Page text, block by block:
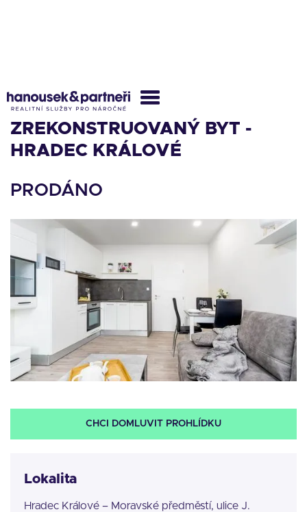
KOMPLETNĚ
ZREKONSTRUOVANÝ BYT -
HRADEC KRÁLOVÉ
PRODÁNO
CHCI DOMLUVIT PROHLÍDKU
Lokalita
Hradec Králové – Moravské předměstí, ulice J.